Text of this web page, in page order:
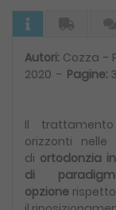
Autori: Cozza -
2020 - Pagine:
Il
orizzonti
di ortodonzia
di
opzione